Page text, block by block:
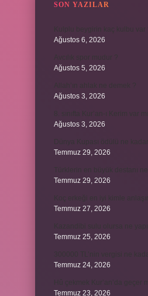
SON YAZILAR
Kulplu beygirin kaç kulbu var ?
Ağustos 6, 2026
Ağustos 5, 2026
Ağustos 3, 2026
Ağustos 3, 2026
Temmuz 29, 2026
Temmuz 29, 2026
Temmuz 27, 2026
Temmuz 25, 2026
Temmuz 24, 2026
Temmuz 23, 2026